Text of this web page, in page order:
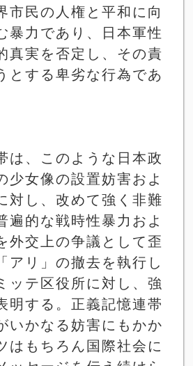
市民の人権と平和に向
暴力であり、日本軍性
真実を否定し、その責
とする卑劣な行為であ
は、このような日本政
少女像の設置妨害およ
対し、改めて強く非難
遍的な戦時性暴力およ
外交上の争議として歪
アリ」の撤去を執行し
ッテ区役所に対し、強
明する。正義記憶連帯
いかなる妨害にもかか
はもちろん国際社会に